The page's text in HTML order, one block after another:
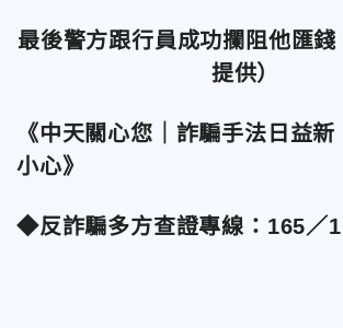
最後警方跟行員成功攔阻他匯
提供）
《中天關心您｜詐騙手法日益
小心》
◆反詐騙多方查證專線：165／